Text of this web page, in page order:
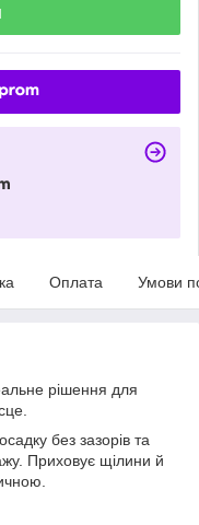
Оплата Умови
рішення для
без зазорів та
Приховує щілини й